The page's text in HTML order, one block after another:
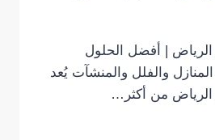
الرياض | أفضل الحلول
والفلل والمنشآت يُعد
الرياض من أكثر…